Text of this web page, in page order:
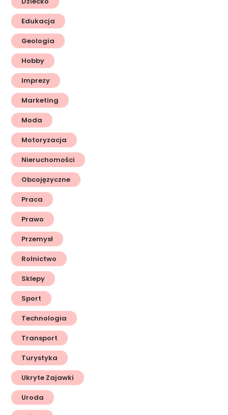
Edukacja
Geologia
Hobby
Imprezy
Marketing
Moda
Motoryzacja
Nieruchomości
Obcojęzyczne
Praca
Prawo
Przemysł
Rolnictwo
Sklepy
Sport
Technologia
Transport
Turystyka
Ukryte Zajawki
Uroda